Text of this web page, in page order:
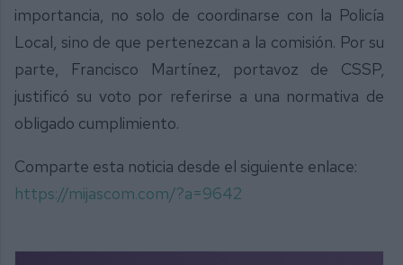
importancia, no solo de coordinarse con la Policía
Local, sino de que pertenezcan a la comisión. Por su
parte, Francisco Martínez, portavoz de CSSP,
justificó su voto por referirse a una normativa de
obligado cumplimiento.
Comparte esta noticia desde el siguiente enlace:
https://mijascom.com/?a=9642